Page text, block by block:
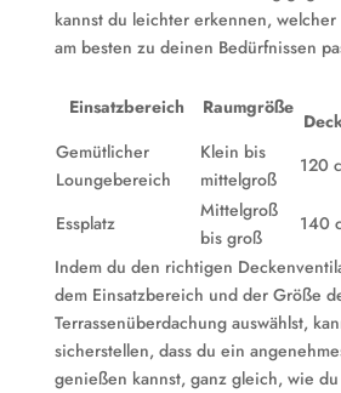
kannst du leichter erkennen,
am besten zu deinen Bedürfnissen
Einsatzbereich Raumgröße
Gemütlicher
Loungebereich
Klein bis
mittelgroß
120
Essplatz
Mittelgroß
bis groß
140
Indem du den richtigen
dem Einsatzbereich und der Größe
Terrassenüberdachung auswählst,
sicherstellen, dass du ein
genießen kannst, ganz gleich, wie du